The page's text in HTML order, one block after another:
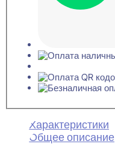
Характеристики
Общее описание